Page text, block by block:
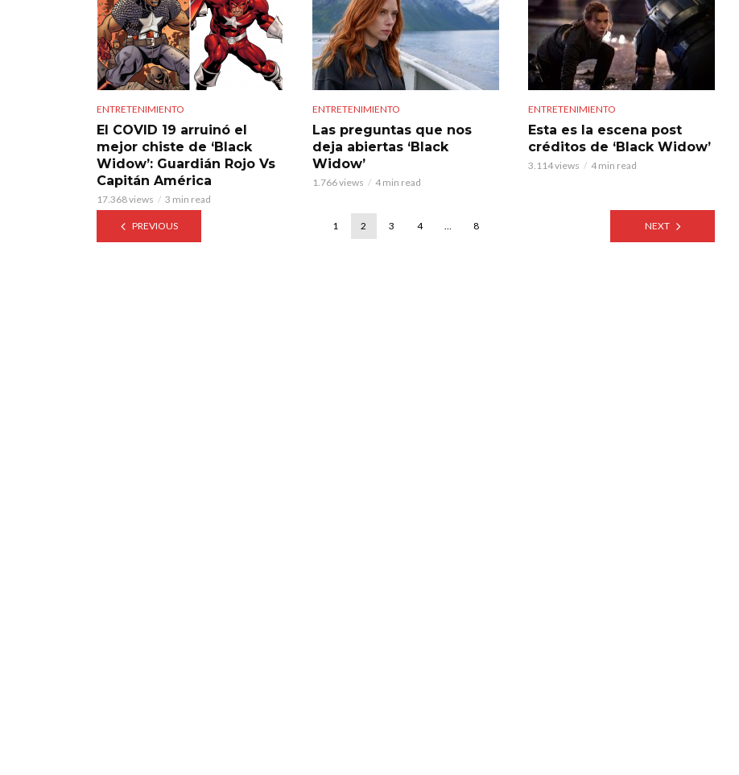
ENTRETENIMIENTO
El COVID 19 arruinó el
mejor chiste de ‘Black
Widow’: Guardián Rojo Vs
Capitán América
17.368 views 3 min read
ENTRETENIMIENTO
Las preguntas que nos
deja abiertas ‘Black
Widow’
1.766 views 4 min read
ENTRETENIMIENTO
Esta es la escena post
créditos de ‘Black Widow’
3.114 views 4 min read
PREVIOUS 1 2 3 4 … 8 NEXT